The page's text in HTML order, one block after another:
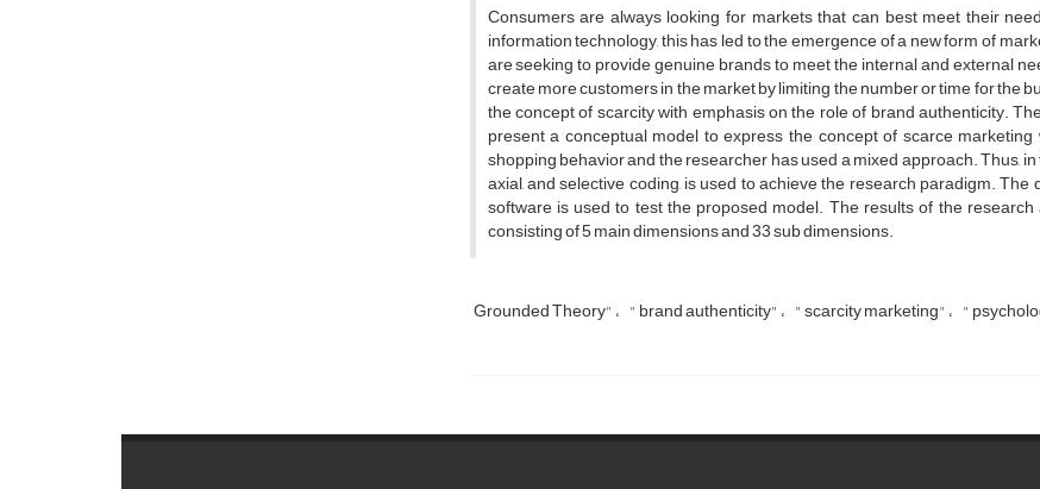
Consumers are always looking for markets that can best meet their
information technology, this has led to the emergence of a new form of
are seeking to provide genuine brands to meet the internal and external
create more customers in the market by limiting the number or time for the
the concept of scarcity with emphasis on the role of brand authenticity.
present a conceptual model to express the concept of scarce
shopping behavior and the researcher has used a mixed approach. Thus,
axial, and selective coding, is used to achieve the research paradigm.
software is used to test the proposed model. The results of the
consisting of 5 main dimensions and 33 sub dimensions.
Grounded Theory"
" brand authenticity" " scarcity marketing" "